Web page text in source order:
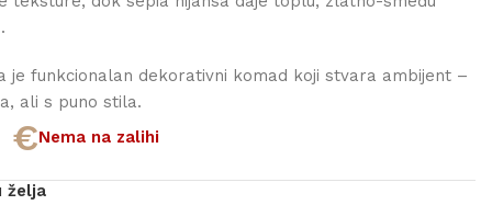
je funkcionalan dekorativni komad koji stvara ambijent –
ali s puno stila.
€Nema na zalihi
želja